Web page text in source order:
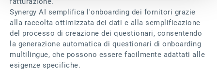
Synergy AI semplifica l'onboarding dei fornitori grazie
alla raccolta ottimizzata dei dati e alla semplificazione
del processo di creazione dei questionari, consentendo
la generazione automatica di questionari di onboarding
multilingue, che possono essere facilmente adattati alle
esigenze specifiche.